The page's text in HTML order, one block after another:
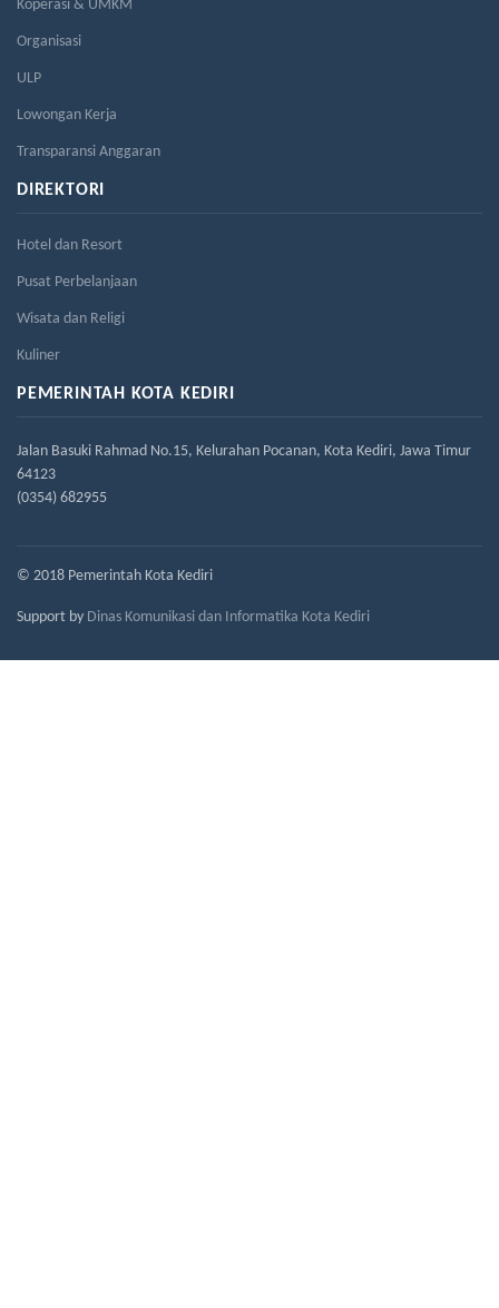
Koperasi & UMKM
Organisasi
ULP
Lowongan Kerja
Transparansi Anggaran
DIREKTORI
Hotel dan Resort
Pusat Perbelanjaan
Wisata dan Religi
Kuliner
PEMERINTAH KOTA KEDIRI
Jalan Basuki Rahmad No.15, Kelurahan Pocanan, Kota Kediri, Jawa Timur
64123
(0354) 682955
© 2018 Pemerintah Kota Kediri
Support by Dinas Komunikasi dan Informatika Kota Kediri